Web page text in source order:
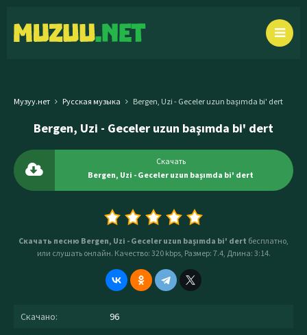
Музуу.нет Русская музыка Bergen, Uzi - Geceler uzun başımda bi' dert
Bergen, Uzi - Geceler uzun başımda bi' dert
Скачать
Bergen, Uzi - Geceler uzun başımda bi' dert
Скачать песню Bergen, Uzi - Geceler uzun başımda bi' dert бесплатно,
или слушать онлайн. Качество: 320 kbps, Размер: 7.4, Длина: 3:14.
Скачано:
96